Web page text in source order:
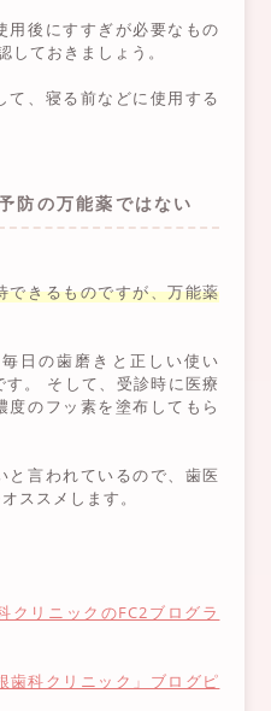
用後にすすぎが必要なもの
しておきましょう。
て、寝る前などに使用する
防の万能薬ではない
できるものですが、万能薬
日の歯磨きと正しい使い
。 そして、受診時に医療
度のフッ素を塗布してもら
と言われているので、歯医
ススメします。